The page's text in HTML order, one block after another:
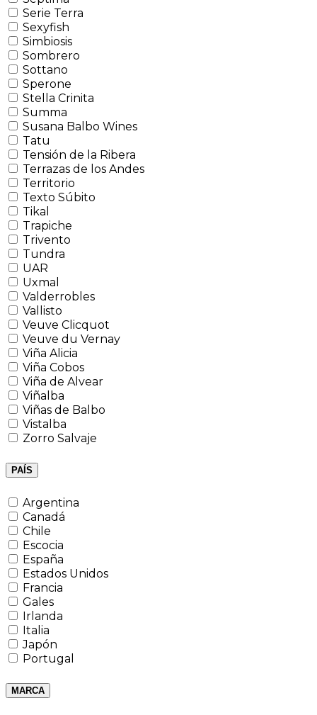
Serie Terra
Sexyfish
Simbiosis
Sombrero
Sottano
Sperone
Stella Crinita
Summa
Susana Balbo Wines
Tatu
Tensión de la Ribera
Terrazas de los Andes
Territorio
Texto Súbito
Tikal
Trapiche
Trivento
Tundra
UAR
Uxmal
Valderrobles
Vallisto
Veuve Clicquot
Veuve du Vernay
Viña Alicia
Viña Cobos
Viña de Alvear
Viñalba
Viñas de Balbo
Vistalba
Zorro Salvaje
PAÍS
Argentina
Canadá
Chile
Escocia
España
Estados Unidos
Francia
Gales
Irlanda
Italia
Japón
Portugal
MARCA